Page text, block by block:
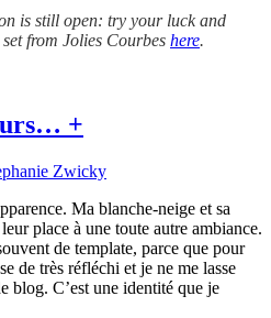
is still open: try your luck and
from Jolies Courbes here.
+
Zwicky
Ma blanche-neige et sa
place à une toute autre ambiance.
de template, parce que pour
de très réfléchi et je ne me lasse
blog. C’est une identité que je